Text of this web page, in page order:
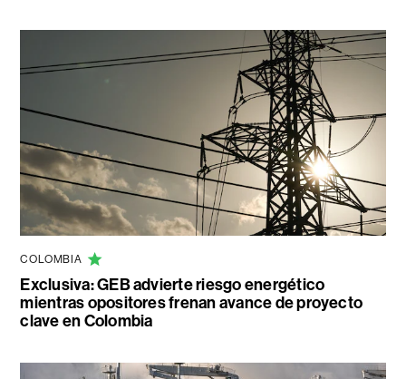
COLOMBIA
Exclusiva: GEB advierte riesgo energético
mientras opositores frenan avance de proyecto
clave en Colombia